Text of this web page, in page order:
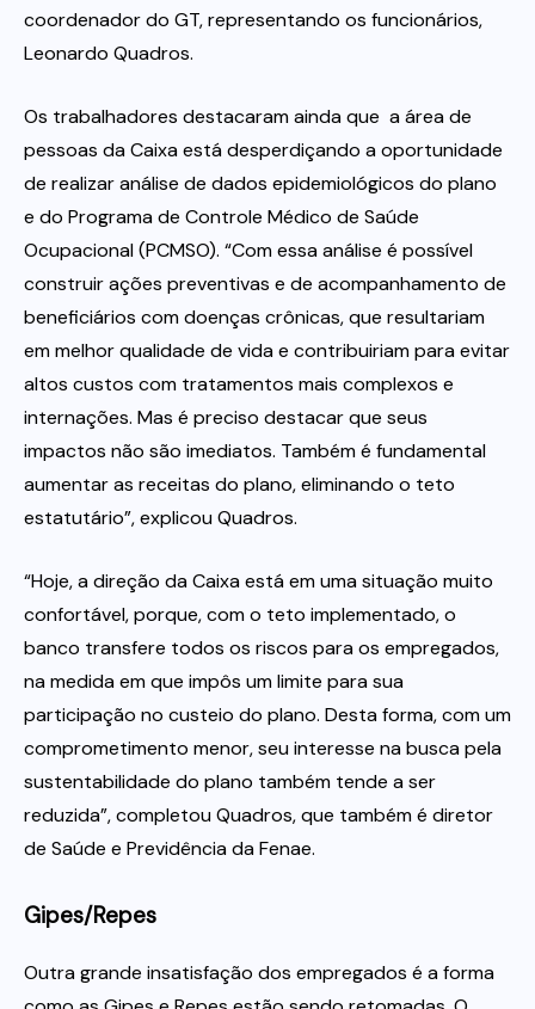
coordenador do GT, representando os funcionários,
Leonardo Quadros.
Os trabalhadores destacaram ainda que a área de
pessoas da Caixa está desperdiçando a oportunidade
de realizar análise de dados epidemiológicos do plano
e do Programa de Controle Médico de Saúde
Ocupacional (PCMSO). “Com essa análise é possível
construir ações preventivas e de acompanhamento de
beneficiários com doenças crônicas, que resultariam
em melhor qualidade de vida e contribuiriam para evitar
altos custos com tratamentos mais complexos e
internações. Mas é preciso destacar que seus
impactos não são imediatos. Também é fundamental
aumentar as receitas do plano, eliminando o teto
estatutário”, explicou Quadros.
“Hoje, a direção da Caixa está em uma situação muito
confortável, porque, com o teto implementado, o
banco transfere todos os riscos para os empregados,
na medida em que impôs um limite para sua
participação no custeio do plano. Desta forma, com um
comprometimento menor, seu interesse na busca pela
sustentabilidade do plano também tende a ser
reduzida”, completou Quadros, que também é diretor
de Saúde e Previdência da Fenae.
Gipes/Repes
Outra grande insatisfação dos empregados é a forma